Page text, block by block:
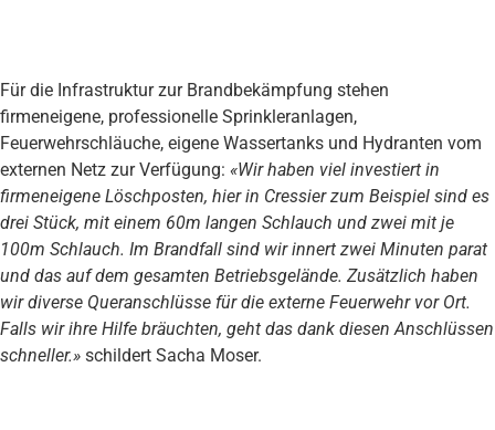
Für die Infrastruktur zur Brandbekämpfung stehen
firmeneigene, professionelle Sprinkleranlagen,
Feuerwehrschläuche, eigene Wassertanks und Hydranten vom
externen Netz zur Verfügung: «Wir haben viel investiert in
firmeneigene Löschposten, hier in Cressier zum Beispiel sind es
drei Stück, mit einem 60m langen Schlauch und zwei mit je
100m Schlauch. Im Brandfall sind wir innert zwei Minuten parat
und das auf dem gesamten Betriebsgelände. Zusätzlich haben
wir diverse Queranschlüsse für die externe Feuerwehr vor Ort.
Falls wir ihre Hilfe bräuchten, geht das dank diesen Anschlüssen
schneller.» schildert Sacha Moser.